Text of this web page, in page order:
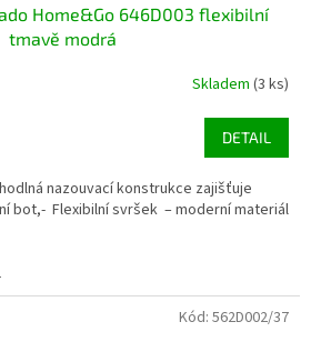
Home&Go 646D003 flexibilní
tmavě modrá
Skladem (3 ks)
DETAIL
nazouvací konstrukce zajišťuje
bot,- Flexibilní svršek – moderní materiál
Kód: 562D002/37